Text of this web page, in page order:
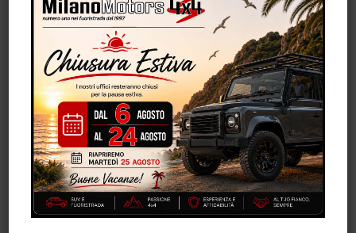
Fari LED
Frenata d'emergenza assistita
Freno di stazionamento elettrico
Hill holder
Immobilizzatore elettronico
Isofix
Leve al volante
Luci diurne
Marmitta catalitica
Monitoraggio pressione pneumatici